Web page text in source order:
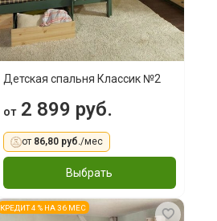
Детская спальня Классик №2
от2 899 руб.
от 86,80 руб./мес
Выбрать
КРЕДИТ 4 % НА 36 МЕС